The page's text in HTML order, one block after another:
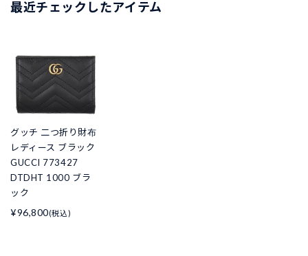
最近チェックしたアイテム
グッチ 二つ折り財布
レディース ブラック
GUCCI 773427
DTDHT 1000 ブラ
ック
¥96,800(税込)